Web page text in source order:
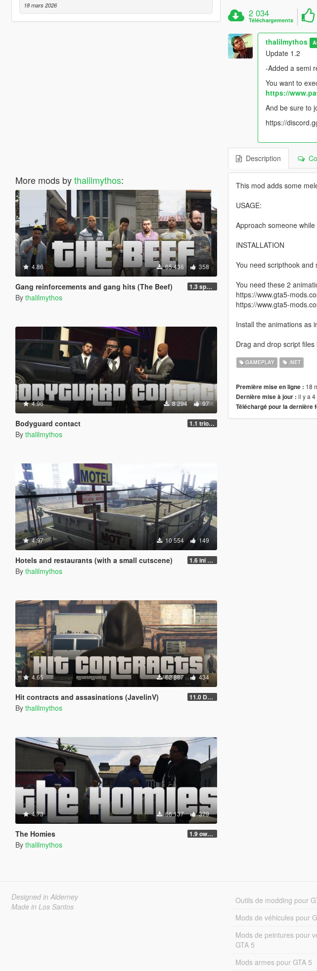
18 mars 2026
More mods bythalilmythos:
4.86 65 436 358
Gang reinforcements and gang hits (The Beef) 1.3 spawn fix
By thalilmythos
4.96 8 294 97
Bodyguard contact 1.1 trio support
By thalilmythos
4.97 10 554 149
Hotels and restaurants (with a small cutscene) 1.6 ini and bodyguards
By thalilmythos
4.65 62 887 434
Hit contracts and assasinations (JavelinV) 11.0 Defensive improvement
By thalilmythos
4.73 66 137 379
The Homies 1.9 own gang attacks fix
By thalilmythos
2 034
Téléchargements
thalilmythos
Update 1.2
-Added a semi
You want to
https://
And be sure to
https://
Description
This mod adds some
USAGE:
Approach someone
INSTALLATION
You need scripthook and
You need these 2
https://www.gta5-
https://www.gta5-
Install the animations as
Drag and drop script
GAMEPLAY .NET
Première mise en ligne : 18
Dernière mise à jour : il y a
Téléchargé pour la dernière
Designed in Alderney
Made in Los Santos
Outils de modding pour
Mods de véhicules pour
Mods de peintures pour
GTA 5
Mods armes pour GTA 5